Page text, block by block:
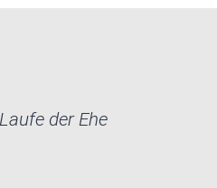
der Ehe